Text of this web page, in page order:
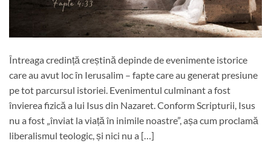
Întreaga credință creștină depinde de evenimente istorice
care au avut loc în Ierusalim – fapte care au generat presiune
pe tot parcursul istoriei. Evenimentul culminant a fost
învierea fizică a lui Isus din Nazaret. Conform Scripturii, Isus
nu a fost „înviat la viață în inimile noastre”, așa cum proclamă
liberalismul teologic, și nici nu a […]